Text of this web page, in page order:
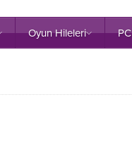
Oyun Hileleri PC